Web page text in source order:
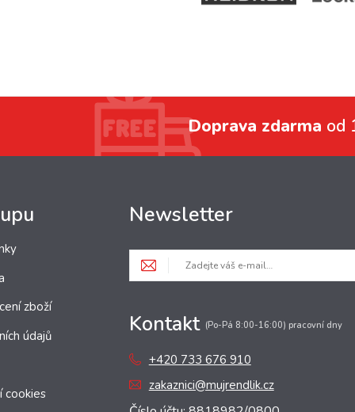
Doprava zdarma od
zboží
údajů
cookies
Newsletter
Kontakt (Po-Pá 8:00-16:00) pracovní dny
+420 733 676 910
zakaznici@mujrendlik.cz